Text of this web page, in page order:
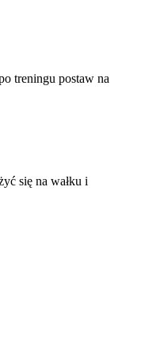
treningu postaw na
się na wałku i